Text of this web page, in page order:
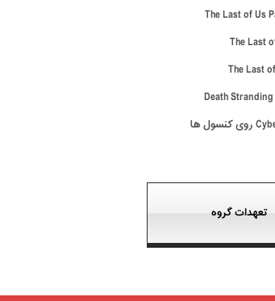
تعهدات گروه